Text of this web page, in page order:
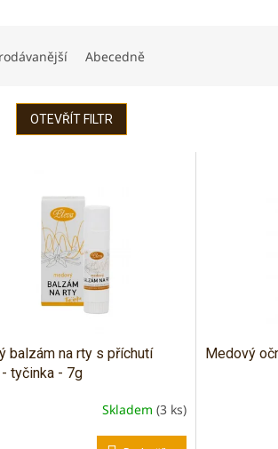
Abecedně
OTEVŘÍT FILTR
balzám na rty s příchutí
tyčinka - 7g
Skladem (3 ks)
Medový